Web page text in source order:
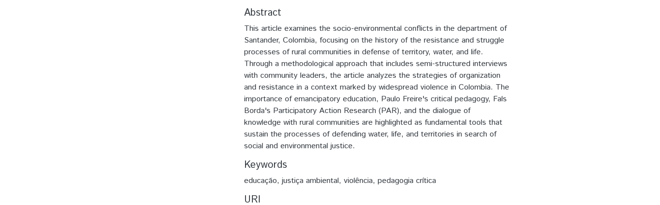
Abstract
This article examines the socio-environmental conflicts in the department of
Santander, Colombia, focusing on the history of the resistance and struggle
processes of rural communities in defense of territory, water, and life.
Through a methodological approach that includes semi-structured interviews
with community leaders, the article analyzes the strategies of organization
and resistance in a context marked by widespread violence in Colombia. The
importance of emancipatory education, Paulo Freire's critical pedagogy, Fals
Borda's Participatory Action Research (PAR), and the dialogue of
knowledge with rural communities are highlighted as fundamental tools that
sustain the processes of defending water, life, and territories in search of
social and environmental justice.
Keywords
educação, justiça ambiental, violência, pedagogia crítica
URI